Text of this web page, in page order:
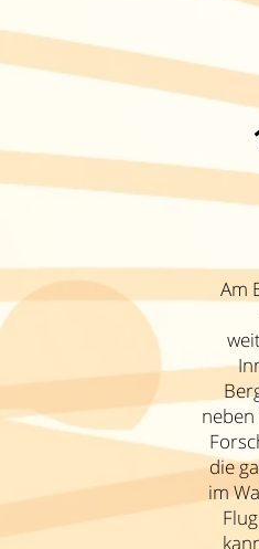
Am
neben
die
im